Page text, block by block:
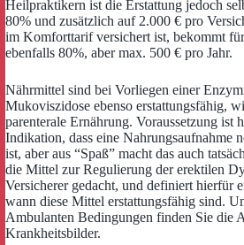
Heilpraktikern ist die Erstattung jedoch
80% und zusätzlich auf 2.000 € pro
im Komforttarif versichert ist, bekommt
ebenfalls 80%, aber max. 500 € pro Jahr.
Nährmittel sind bei Vorliegen einer
Mukoviszidose ebenso erstattungsfähig,
parenterale Ernährung. Voraussetzung ist
Indikation, dass eine Nahrungsaufnahme
ist, aber aus “Spaß” macht das auch
die Mittel zur Regulierung der erektilen
Versicherer gedacht, und definiert hierfür
wann diese Mittel erstattungsfähig sind.
Ambulanten Bedingungen finden Sie die
Krankheitsbilder.